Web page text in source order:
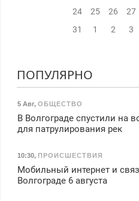
24
25 26 27
31
1 2 3
ПОПУЛЯРНО
5 Авг, ОБЩЕСТВО
В Волгограде спустили на
для патрулирования рек
10:30, ПРОИСШЕСТВИЯ
Мобильный интернет и
Волгограде 6 августа